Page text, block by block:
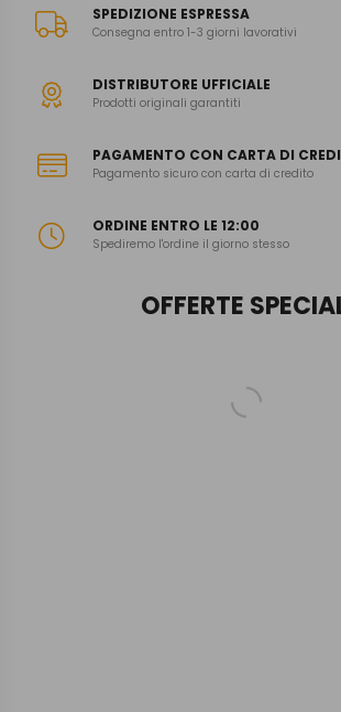
SPEDIZIONE ESPRESSA
Consegna entro 1-3 giorni lavorativi
DISTRIBUTORE UFFICIALE
Prodotti originali garantiti
PAGAMENTO CON CARTA DI
Pagamento sicuro con carta di credito
ORDINE ENTRO LE 12:00
Spediremo l'ordine il giorno stesso
OFFERTE